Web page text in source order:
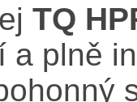
TQ
a plně